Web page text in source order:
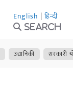
English | हिन्दी
Search
उद्यानिकी सरकारी